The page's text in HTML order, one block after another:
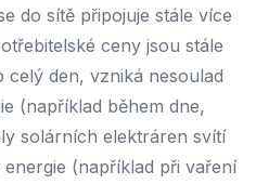
do sítě připojuje stále více
ceny jsou stále
celý den, vzniká nesoulad
(například během dne,
solárních elektráren svítí
(například při vaření